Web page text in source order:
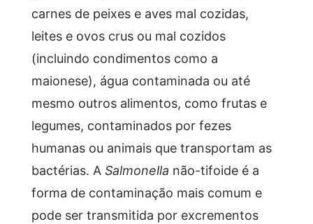
carnes de peixes e aves mal cozidas,
leites e ovos crus ou mal cozidos
(incluindo condimentos como a
maionese), água contaminada ou até
mesmo outros alimentos, como frutas e
legumes, contaminados por fezes
humanas ou animais que transportam as
bactérias. A Salmonella não-tifoide é a
forma de contaminação mais comum e
pode ser transmitida por excrementos